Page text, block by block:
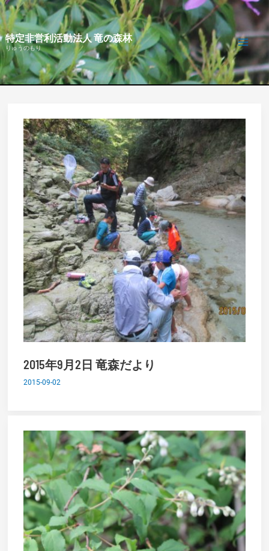
内
容
を
ス
キ
特定非営利活動法人 竜の森林
りゅうのもり
2015年9月2日 竜森だより
2015-09-02